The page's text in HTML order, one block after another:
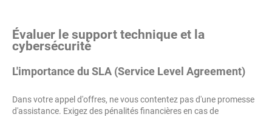
Évaluer le support technique et la
cybersécurité
L'importance du SLA (Service Level Agreement)
Dans votre appel d'offres, ne vous contentez pas d'une promesse
d'assistance. Exigez des pénalités financières en cas de